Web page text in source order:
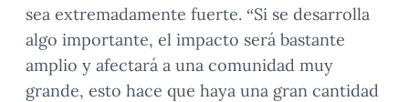
sea extremadamente fuerte. “Si se desarrolla
algo importante, el impacto será bastante
amplio y afectará a una comunidad muy
grande, esto hace que haya una gran cantidad